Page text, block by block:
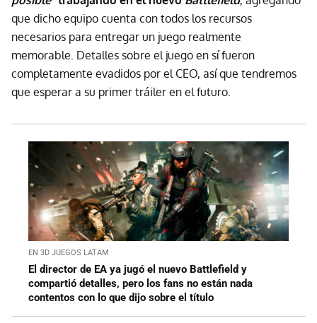
que dicho equipo cuenta con todos los recursos
necesarios para entregar un juego realmente
memorable. Detalles sobre el juego en sí fueron
completamente evadidos por el CEO, así que tendremos
que esperar a su primer tráiler en el futuro.
EN 3D JUEGOS LATAM
El director de EA ya jugó el nuevo Battlefield y
compartió detalles, pero los fans no están nada
contentos con lo que dijo sobre el título